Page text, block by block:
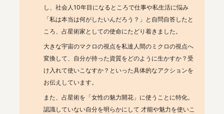
し、社会人10年目になるところで仕事や私生活に悩み
「私は本当は何がしたいんだろう？」と自問自答したと
ころ、占星術家としての使命にたどり着きました。
大きな宇宙のマクロの視点を私達人間のミクロの視点へ
変換して、自分が持った資質をどのように生かすか？受
け入れて使いこなすか？といった具体的なアクションを
お伝えしています。
また、占星術を「女性の魅力開花」に使うことに特化。
認識していない自分を明らかにして 才能や魅力を使いこ